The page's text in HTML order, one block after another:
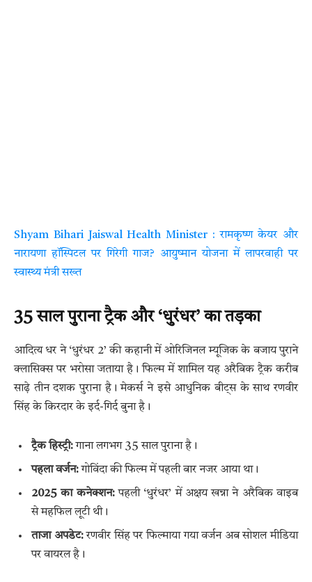
Shyam Bihari Jaiswal Health Minister : रामकृष्ण केयर और
नारायणा हॉस्पिटल पर गिरेगी गाज? आयुष्मान योजना में लापरवाही पर
स्वास्थ्य मंत्री सख्त
35 साल पुराना ट्रैक और ‘धुरंधर’ का तड़का
आदित्य धर ने ‘धुरंधर 2’ की कहानी में ओरिजिनल म्यूजिक के बजाय पुराने
क्लासिक्स पर भरोसा जताया है। फिल्म में शामिल यह अरैबिक ट्रैक करीब
साढ़े तीन दशक पुराना है। मेकर्स ने इसे आधुनिक बीट्स के साथ रणवीर
सिंह के किरदार के इर्द-गिर्द बुना है।
ट्रैक हिस्ट्री:गाना लगभग 35 साल पुराना है।
पहला वर्जन:गोविंदा की फिल्म में पहली बार नजर आया था।
2025 का कनेक्शन:पहली ‘धुरंधर’ में अक्षय खन्ना ने अरैबिक वाइब
से महफिल लूटी थी।
ताजा अपडेट:रणवीर सिंह पर फिल्माया गया वर्जन अब सोशल मीडिया
पर वायरल है।